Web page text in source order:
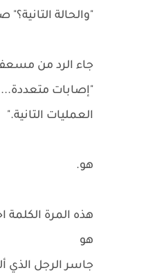
"والحالة
جاء الرد من
"إصابات متعددة...
العمليات التانية."
هو.
هذه المرة
هو
جاسر الرجل الذي